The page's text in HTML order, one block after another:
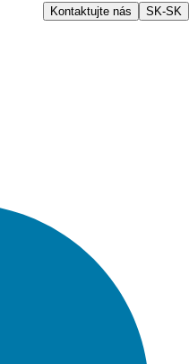
Kontaktujte nás SK-SK